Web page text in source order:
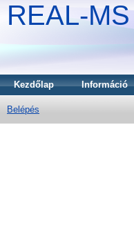
REAL-MS
Kezdőlap Információ
Belépés